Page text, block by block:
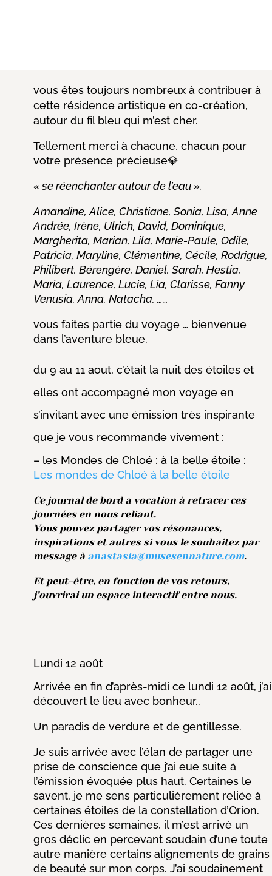
vous êtes toujours nombreux à contribuer à
cette résidence artistique en co-création,
autour du fil bleu qui m’est cher.
Tellement merci à chacune, chacun pour
votre présence précieuse💎
« se réenchanter autour de l’eau ».
Amandine, Alice, Christiane, Sonia, Lisa, Anne
Andrée, Irène, Ulrich, David, Dominique,
Margherita, Marian, Lila, Marie-Paule, Odile,
Patricia, Maryline, Clémentine, Cécile, Rodrigue,
Philibert, Bérengère, Daniel, Sarah, Hestia,
Maria, Laurence, Lucie, Lia, Clarisse, Fanny
Venusia, Anna, Natacha, ……
vous faites partie du voyage … bienvenue
dans l’aventure bleue.
du 9 au 11 aout, c’était la nuit des étoiles et
elles ont accompagné mon voyage en
s’invitant avec une émission très inspirante
que je vous recommande vivement :
– les Mondes de Chloé : à la belle étoile :
Les mondes de Chloé à la belle étoile
Ce journal de bord a vocation à retracer ces
journées en nous reliant.
Vous pouvez partager vos résonances,
inspirations et autres si vous le souhaitez par
message à anastasia@musesennature.com.
Et peut-être, en fonction de vos retours,
j’ouvrirai un espace interactif entre nous.
Lundi 12 août
Arrivée en fin d’après-midi ce lundi 12 août, j’ai
découvert le lieu avec bonheur..
Un paradis de verdure et de gentillesse.
Je suis arrivée avec l’élan de partager une
prise de conscience que j’ai eue suite à
l’émission évoquée plus haut. Certaines le
savent, je me sens particulièrement reliée à
certaines étoiles de la constellation d’Orion.
Ces dernières semaines, il m’est arrivé un
gros déclic en percevant soudain d’une toute
autre manière certains alignements de grains
de beauté sur mon corps. J’ai soudainement